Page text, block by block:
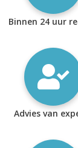
Binnen 24 uur
Advies van